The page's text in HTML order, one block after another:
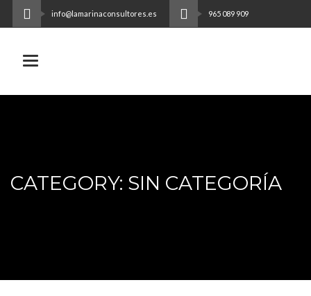
info@lamarinaconsultores.es 965 089 909
Toggle navigation
CATEGORY: SIN CATEGORÍA